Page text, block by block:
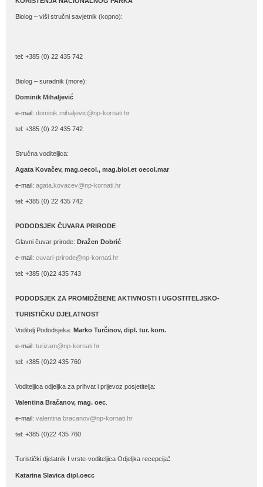
Biolog – viši stručni savjetnik (kopno):
tel: +385 (0) 22 435 742
Biolog – suradnik (more):
Dominik Mihaljević
e-mail: dominik.mihaljevic@np-kornati.hr
tel: +385 (0) 22 435 742
Stručna voditeljica:
Agata Kovačev, mag.oecol., mag.biol.et oecol.mar
e-mail: agata.kovacev@np-kornati.hr
tel: +385 (0) 22 435 742
PODODSJEK ČUVARA PRIRODE
Glavni čuvar prirode: Dražen Dobrić
e-mail: cuvari-prirode@np-kornati.hr
tel: +385 (0)22 435 743
PODODSJEK ZA PROMIDŽBENE AKTIVNOSTI I UGOSTITELJSKO-
TURISTIČKU DJELATNOST
Voditelj Pododsjeka: Marko Turčinov, dipl. tur. kom.
e-mail: turizam@np-kornati.hr
tel: +385 (0)22 435 760
Voditeljica odjeljka za prihvat i prijevoz posjetitelja:
Valentina Bračanov, mag. oec
e-mail: valentina.bracanov@np-kornati.hr
tel: +385 (0)22 435 760
Turistički djelatnik I vrste-voditeljica Odjeljka recepcija:
Katarina Slavica dipl.oecc